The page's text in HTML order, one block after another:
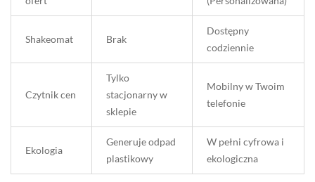
Shakeomat Brak
Dostępny
codziennie
Czytnik cen
Tylko
stacjonarny w
sklepie
Mobilny w Twoim
telefonie
Ekologia
Generuje odpad
plastikowy
W pełni cyfrowa i
ekologiczna